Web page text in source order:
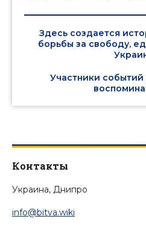
Здесь создается
борьбы за свободу,
Участники событий
Контакты
Украина, Днипро
info@bitva.wiki